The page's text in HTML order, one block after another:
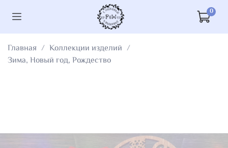
0
Главная
Коллекции изделий
Зима, Новый год, Рождество